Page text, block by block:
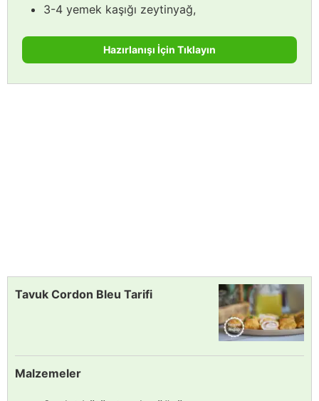
3-4 yemek kaşığı zeytinyağ,
Hazırlanışı İçin Tıklayın
Tavuk Cordon Bleu Tarifi
Malzemeler